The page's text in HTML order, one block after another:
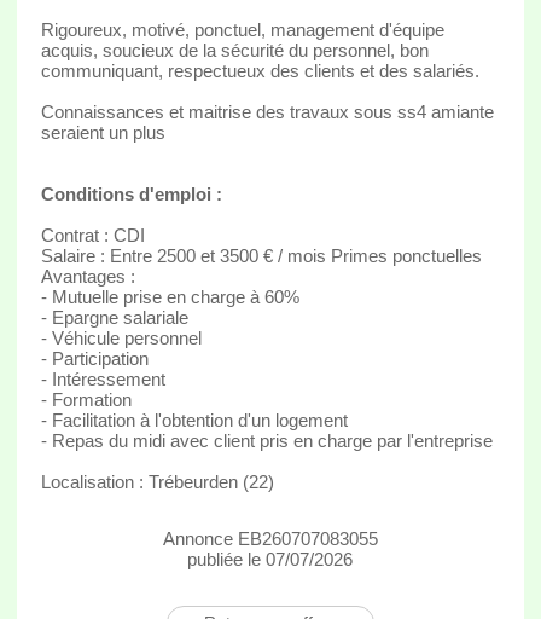
Rigoureux, motivé, ponctuel, management d'équipe
acquis, soucieux de la sécurité du personnel, bon
communiquant, respectueux des clients et des salariés.
Connaissances et maitrise des travaux sous ss4 amiante
seraient un plus
Conditions d'emploi :
Contrat : CDI
Salaire : Entre 2500 et 3500 € / mois Primes ponctuelles
Avantages :
- Mutuelle prise en charge à 60%
- Epargne salariale
- Véhicule personnel
- Participation
- Intéressement
- Formation
- Facilitation à l'obtention d'un logement
- Repas du midi avec client pris en charge par l'entreprise
Localisation : Trébeurden (22)
Annonce EB260707083055
publiée le 07/07/2026